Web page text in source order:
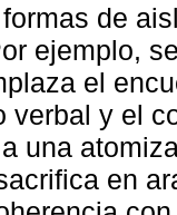
de
ejemplo,
el
verbal y el
una
en